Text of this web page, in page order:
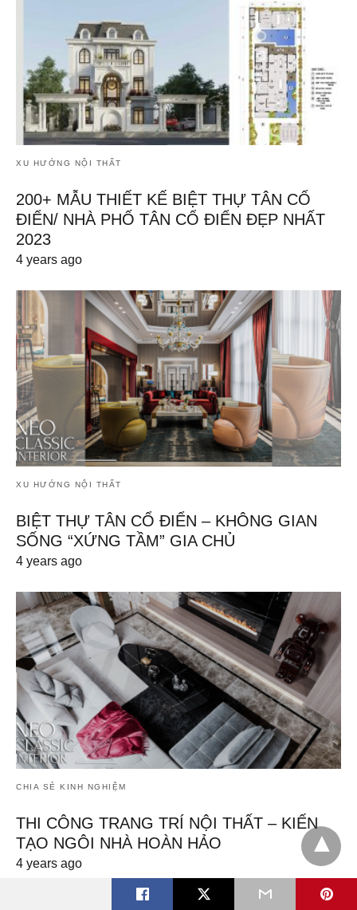
XU HƯỚNG NỘI THẤT
200+ MẪU THIẾT KẾ BIỆT THỰ TÂN CỔ
ĐIỂN/ NHÀ PHỐ TÂN CỔ ĐIỂN ĐẸP NHẤT
2023
4 years ago
XU HƯỚNG NỘI THẤT
BIỆT THỰ TÂN CỔ ĐIỂN – KHÔNG GIAN
SỐNG “XỨNG TẦM” GIA CHỦ
4 years ago
CHIA SẺ KINH NGHIỆM
THI CÔNG TRANG TRÍ NỘI THẤT – KIẾN
TẠO NGÔI NHÀ HOÀN HẢO
4 years ago